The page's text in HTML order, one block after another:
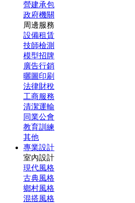
營建承包
政府機關
周邊服務
設備租賃
技師檢測
模型招牌
廣告行銷
曬圖印刷
法律財稅
工商服務
清潔運輸
同業公會
教育訓練
其他
專業設計
室內設計
現代風格
古典風格
鄉村風格
混搭風格